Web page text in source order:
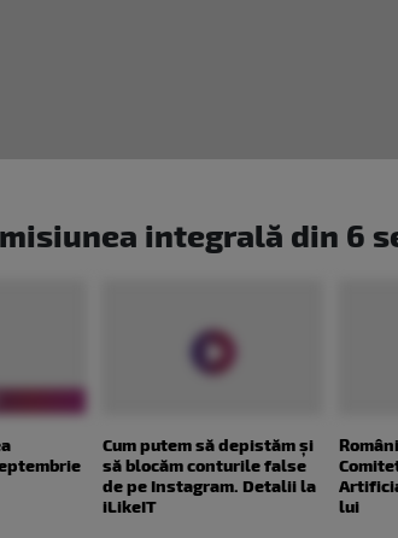
integrală din 6
Cum putem să depistăm și
să blocăm conturile false
de pe Instagram. Detalii la
iLikeIT
lui